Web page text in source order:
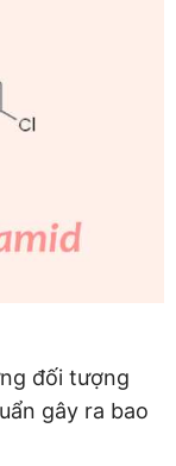
đối tượng
gây ra bao